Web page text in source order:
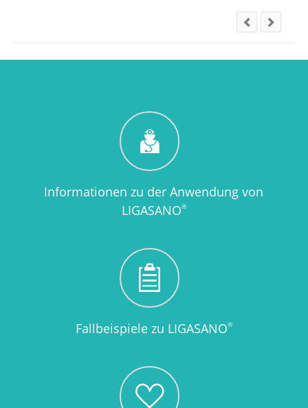
Informationen zu der Anwendung von
LIGASANO®
Fallbeispiele zu LIGASANO®